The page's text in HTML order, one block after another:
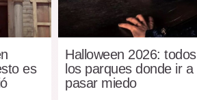
es
Halloween 2026: todos
los parques donde ir a
pasar miedo